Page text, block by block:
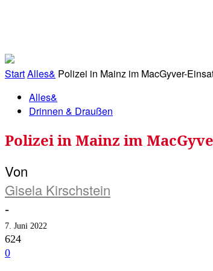
StartAlles& Polizei in Mainz im MacGyver-
Alles&
Drinnen & Draußen
Polizei in Mainz im
Von
Gisela Kirschstein
-
7. Juni 2022
624
0